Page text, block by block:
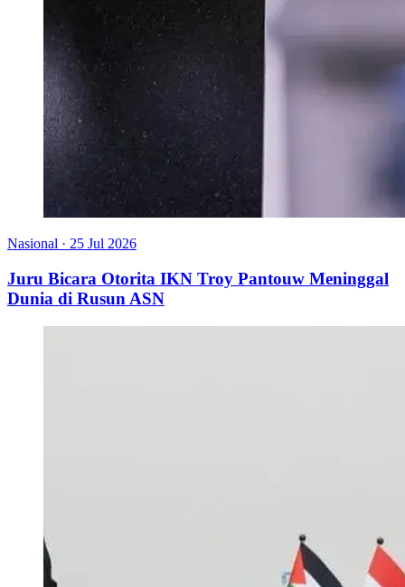
Nasional · 25 Jul 2026
Juru Bicara Otorita IKN Troy Pantouw Meninggal
Dunia di Rusun ASN